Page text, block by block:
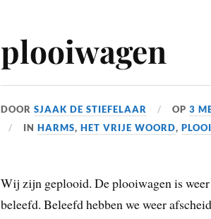
plooiwagen
DOORSJAAK DE STIEFELAAR OP3
INHARMS,HET VRIJE WOORD,
Wij zijn geplooid. De plooiwagen is
beleefd. Beleefd hebben we weer